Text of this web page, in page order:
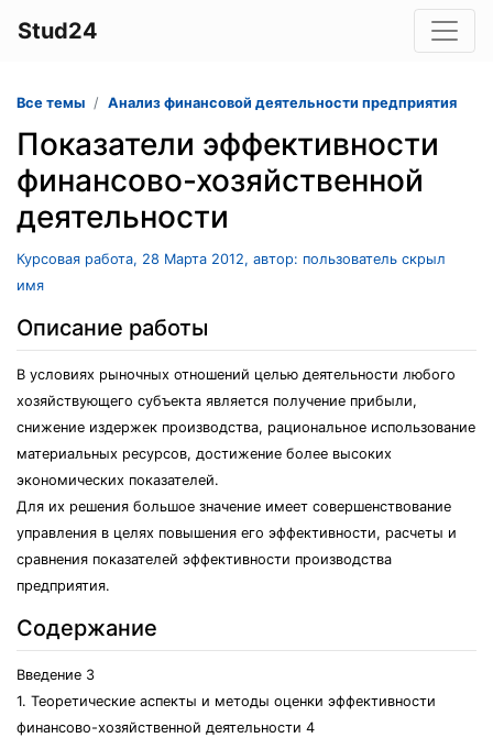
Stud24
Все темы Анализ финансовой деятельности предприятия
Показатели эффективности
финансово-хозяйственной
деятельности
Курсовая работа, 28 Марта 2012, автор: пользователь скрыл
имя
Описание работы
В условиях рыночных отношений целью деятельности любого
хозяйствующего субъекта является получение прибыли,
снижение издержек производства, рациональное использование
материальных ресурсов, достижение более высоких
экономических показателей.
Для их решения большое значение имеет совершенствование
управления в целях повышения его эффективности, расчеты и
сравнения показателей эффективности производства
предприятия.
Содержание
Введение 3
1. Теоретические аспекты и методы оценки эффективности
финансово-хозяйственной деятельности 4